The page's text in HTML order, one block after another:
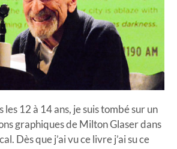
les 12 à 14 ans, je suis tombé sur un
graphiques de Milton Glaser dans
Dès que j’ai vu ce livre j’ai su ce